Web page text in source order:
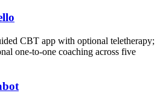
CBT app with optional teletherapy;
one-to-one coaching across five